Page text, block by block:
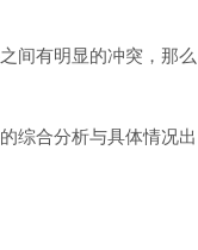
间有明显的冲突，那么
综合分析与具体情况出